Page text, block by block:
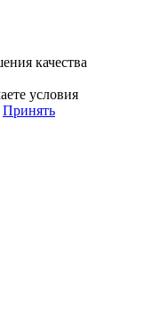
качества
условия
Принять